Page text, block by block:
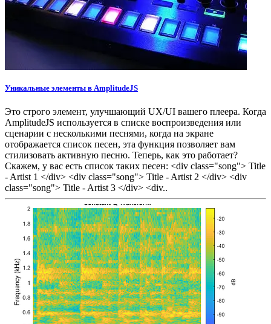
Уникальные элементы в AmplitudeJS
Это строго элемент, улучшающий UX/UI вашего плеера. Когда
AmplitudeJS используется в списке воспроизведения или
сценарии с несколькими песнями, когда на экране
отображается список песен, эта функция позволяет вам
стилизовать активную песню. Теперь, как это работает?
Скажем, у вас есть список таких песен: <div class="song"> Title
- Artist 1 </div> <div class="song"> Title - Artist 2 </div> <div
class="song"> Title - Artist 3 </div> <div..